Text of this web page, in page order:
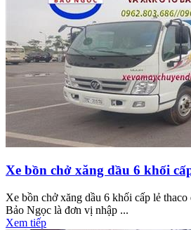
Xe bồn chở xăng dầu 6 khối
Xe bồn chở xăng dầu 6 khối cấp lẻ
Bảo Ngọc là đơn vị nhập ...
Xem tiếp